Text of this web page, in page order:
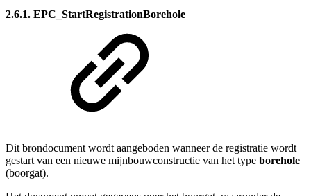
2.6.1. EPC_StartRegistrationBorehole
Dit brondocument wordt aangeboden wanneer de registratie wordt
gestart van een nieuwe mijnbouwconstructie van het type borehole
(boorgat).